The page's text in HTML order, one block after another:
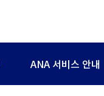
ANA 서비스 안내